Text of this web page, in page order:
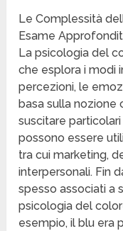
Le Complessità
Esame
La psicologia del
che esplora i modi
percezioni, le
basa sulla nozione
suscitare
possono essere
tra cui marketing,
interpersonali. Fin
spesso associati a
psicologia del
esempio, il blu era